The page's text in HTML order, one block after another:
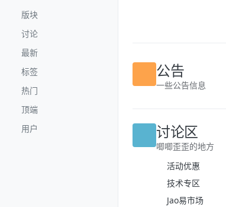
版块
讨论
最新
标签
热门
顶端
用户
公告
讨论区
唧唧歪歪的地方
活动优惠
技术专区